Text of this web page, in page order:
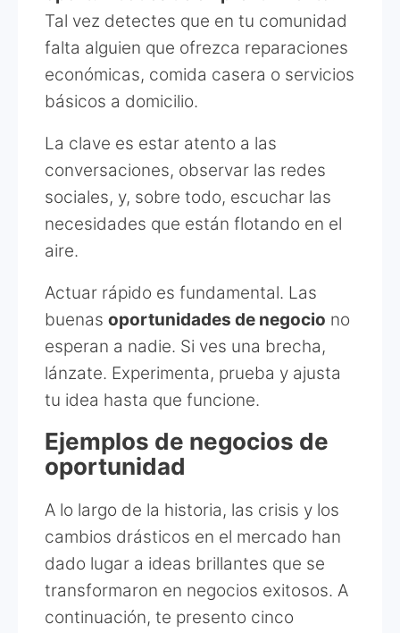
Tal vez detectes que en tu comunidad
falta alguien que ofrezca reparaciones
económicas, comida casera o servicios
básicos a domicilio.
La clave es estar atento a las
conversaciones, observar las redes
sociales, y, sobre todo, escuchar las
necesidades que están flotando en el
aire.
Actuar rápido es fundamental. Las
buenas oportunidades de negocio no
esperan a nadie. Si ves una brecha,
lánzate. Experimenta, prueba y ajusta
tu idea hasta que funcione.
Ejemplos de negocios de
oportunidad
A lo largo de la historia, las crisis y los
cambios drásticos en el mercado han
dado lugar a ideas brillantes que se
transformaron en negocios exitosos. A
continuación, te presento cinco